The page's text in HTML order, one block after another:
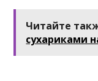
Читайте
сухариками